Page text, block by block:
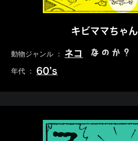
キビママちゃん
動物ジャンル ： ネコ なのか？
年代 ： 60’s